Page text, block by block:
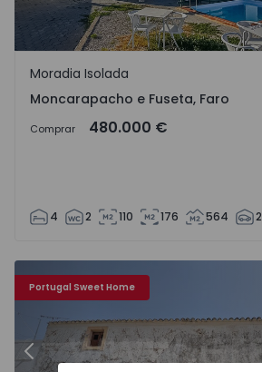
Moncarapacho e Fuseta, Faro
Moradia Isolada
Moncarapacho e Fuseta, Faro
Comprar 480.000 €
4 2 110 176 564 2
Portugal Sweet Home
Moradia Olhão, Pechão - 1548493 - 25
Anterior